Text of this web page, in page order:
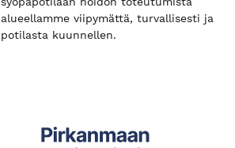
alueellamme viipymättä, turvallisesti ja
potilasta kuunnellen.